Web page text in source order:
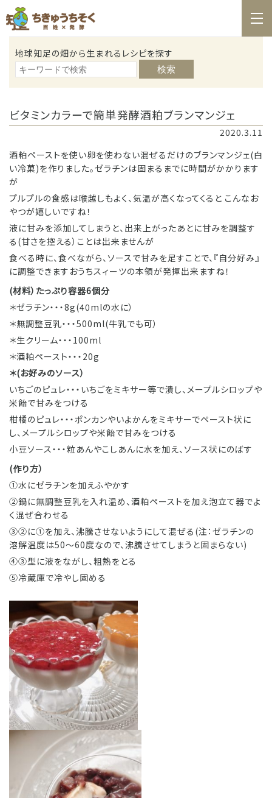
百姓日記
レシピ
お知らせ
料理教室カレンダー
地球知足の畑から生まれるレシピを探す
検索
ビタミンカラーで簡単発酵酒粕ブランマンジェ
2020.3.11
酒粕ペーストを使い卵を使わない混ぜるだけのブランマンジェ(白
い冷菓)を作りました。ゼラチンは固まるまでに時間がかかります
が
プルプルの食感は喉越しもよく、気温が高くなってくると こんなお
やつが嬉しいですね！
液に甘みを添加してしまうと、出来上がったあとに甘みを調整す
る(甘さを控える）ことは出来ませんが
食べる時に、食べながら、ソースで甘みを足すことで、『自分好み』
に調整できますおうちスィーツの本領が発揮出来ますね！
(材料）たっぷり容器6個分
＊ゼラチン・・・8g(40mlの水に）
＊無調整豆乳・・・500ml(牛乳でも可）
＊生クリーム・・・100ml
＊酒粕ペースト・・・20g
＊(お好みのソース）
いちごのピュレ・・・いちごをミキサー等で潰し、メープルシロップや
米飴で甘みをつける
柑橘のピュレ・・・ポンカンやいよかんをミキサーでペースト状に
し、メープルシロップや米飴で甘みをつける
小豆ソース・・・粒あんやこしあんに水を加え、ソース状にのばす
(作り方）
①水にゼラチンを加えふやかす
②鍋に無調整豆乳を入れ温め、酒粕ペーストを加え泡立て器でよ
く混ぜ合わせる
③②に①を加え、沸騰させないようにして混ぜる(注：ゼラチンの
溶解温度は50〜60度なので、沸騰させてしまうと固まらない)
④③型に液をながし、粗熱をとる
⑤冷蔵庫で冷やし固める